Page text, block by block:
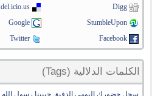
Digg
del.icio.us
StumbleUpon
Google
Facebook
Twitter
الكلمات الدلالية (Tags)
سجل حضورك اليومى الدقيق حبيبنا رسول الله